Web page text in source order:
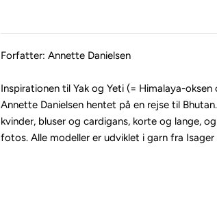
Forfatter: Annette Danielsen
Inspirationen til Yak og Yeti (= Himalaya-
Annette Danielsen hentet på en rejse til
kvinder, bluser og cardigans, korte og lange,
fotos. Alle modeller er udviklet i garn fra